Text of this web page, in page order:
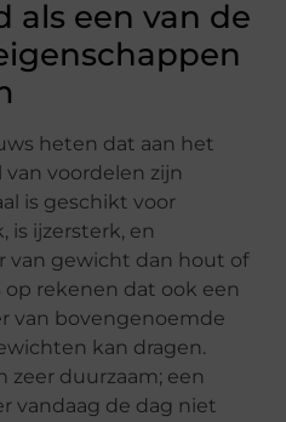
als een van de
heten dat aan het
voordelen zijn
is geschikt voor
is ijzersterk, en
van gewicht dan hout of
op rekenen dat ook een
van bovengenoemde
kan dragen.
zeer duurzaam; een
vandaag de dag niet